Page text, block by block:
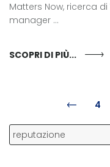
Matters Now, ricerca
manager ...
SCOPRI DI PIÙ...
4